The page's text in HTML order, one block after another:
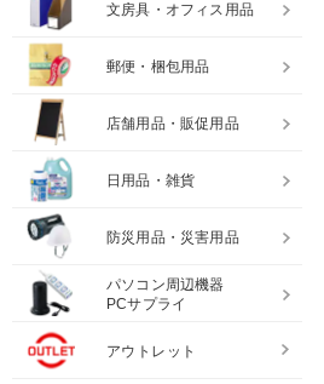
文房具・オフィス用品
郵便・梱包用品
店舗用品・販促用品
日用品・雑貨
防災用品・災害用品
パソコン周辺機器
PCサプライ
アウトレット